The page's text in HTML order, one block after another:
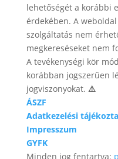
lehetőségét a korábbi
érdekében. A
szolgáltatás nem
megkereséseket nem
A tevékenységi kör
korábban jogszerűen
jogviszonyokat. ⚠️
ÁSZF
Adatkezelési
Impresszum
GYFK
Minden jog fentartva: